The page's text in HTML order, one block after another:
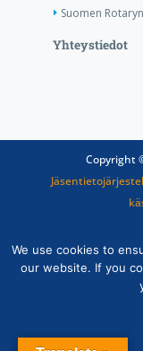
Suomen
Yhteystiedot
Copyright
We use cookies to
our website. If you